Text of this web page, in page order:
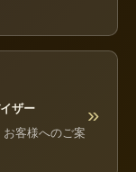
ザー
客様へのご案
»